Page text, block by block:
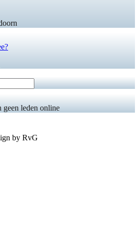
geen leden online
by RvG